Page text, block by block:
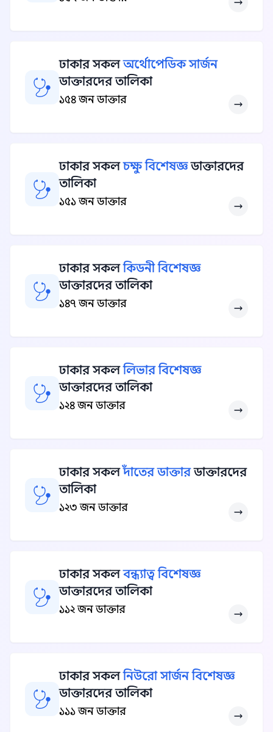
ঢাকার সকলঅর্থোপেডিক সার্জন
ডাক্তারদের তালিকা
১৫৪ জন ডাক্তার
ঢাকার সকলচক্ষু বিশেষজ্ঞডাক্তারদের
তালিকা
১৫১ জন ডাক্তার
ঢাকার সকলকিডনী বিশেষজ্ঞ
ডাক্তারদের তালিকা
১৪৭ জন ডাক্তার
ঢাকার সকললিভার বিশেষজ্ঞ
ডাক্তারদের তালিকা
১২৪ জন ডাক্তার
ঢাকার সকলদাঁতের ডাক্তারডাক্তারদের
তালিকা
১২৩ জন ডাক্তার
ঢাকার সকলবন্ধ্যাত্ব বিশেষজ্ঞ
ডাক্তারদের তালিকা
১১২ জন ডাক্তার
ঢাকার সকলনিউরো সার্জন বিশেষজ্ঞ
ডাক্তারদের তালিকা
১১১ জন ডাক্তার